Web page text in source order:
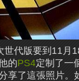
世代版要到11月
的PS4定制了一
享了這張照片。